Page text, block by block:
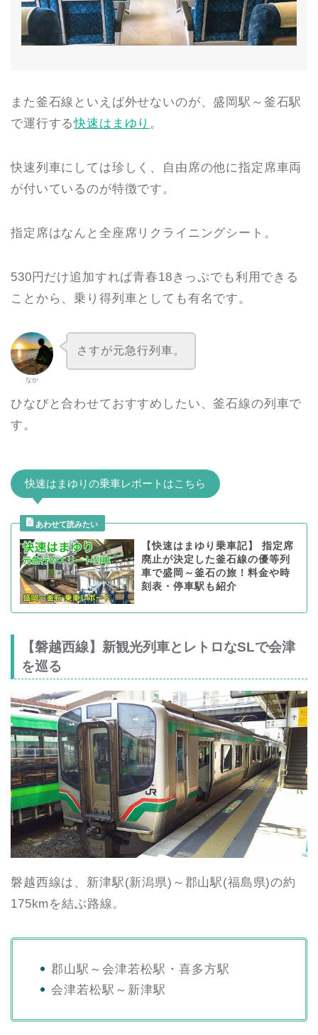
また釜石線といえば外せないのが、盛岡駅～釜石駅
で運行する快速はまゆり 。
快速列車にしては珍しく、自由席の他に指定席車両
が付いているのが特徴です。
指定席はなんと全座席リクライニングシート。
530円だけ追加すれば青春18きっぷでも利用できる
ことから、乗り得列車としても有名です。
なか
さすが元急行列車。
ひなびと合わせておすすめしたい、釜石線の列車で
す。
快速はまゆりの乗車レポートはこちら
【快速はまゆり乗車記】 指定席
廃止が決定した釜石線の優等列
車で盛岡～釜石の旅！料金や時
刻表・停車駅も紹介
【磐越西線】新観光列車とレトロなSLで会津
を巡る
磐越西線は、新津駅(新潟県)～郡山駅(福島県)の約
175kmを結ぶ路線。
郡山駅～会津若松駅・喜多方駅
会津若松駅～新津駅